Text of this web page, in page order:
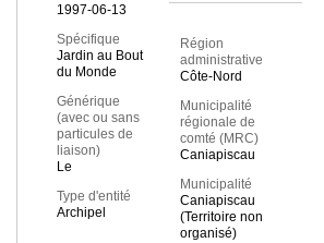
1997-06-13
Spécifique
Jardin au Bout
du Monde
Générique
(avec ou sans
particules de
liaison)
Le
Type d'entité
Archipel
Région
administrative
Côte-Nord
Municipalité
régionale de
comté (MRC)
Caniapiscau
Municipalité
Caniapiscau
(Territoire non
organisé)